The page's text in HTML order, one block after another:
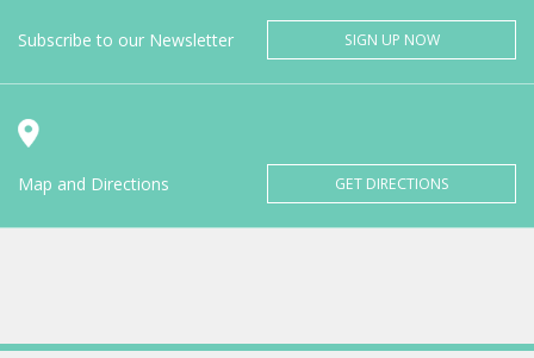
Subscribe to our Newsletter SIGN UP NOW
Map and Directions GET DIRECTIONS